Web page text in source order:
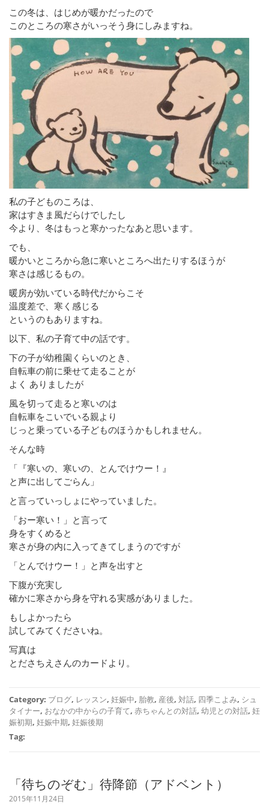
この冬は、はじめが暖かだったので
このところの寒さがいっそう身にしみますね。
私の子どものころは、
家はすきま風だらけでしたし
今より、冬はもっと寒かったなあと思います。
でも、
暖かいところから急に寒いところへ出たりするほうが
寒さは感じるもの。
暖房が効いている時代だからこそ
温度差で、寒く感じる
というのもありますね。
以下、私の子育て中の話です。
下の子が幼稚園くらいのとき、
自転車の前に乗せて走ることが
よく ありましたが
風を切って走ると寒いのは
自転車をこいでいる親より
じっと乗っている子どものほうかもしれません。
そんな時
「『寒いの、寒いの、とんでけウー！』
と声に出してごらん」
と言っていっしょにやっていました。
「おー寒い！」と言って
身をすくめると
寒さが身の内に入ってきてしまうのですが
「とんでけウー！」と声を出すと
下腹が充実し
確かに寒さから身を守れる実感がありました。
もしよかったら
試してみてくださいね。
写真は
とださちえさんのカードより。
Category: ブログ, レッスン, 妊娠中, 胎教, 産後, 対話, 四季こよみ, シュ
タイナー, おなかの中からの子育て, 赤ちゃんとの対話, 幼児との対話, 妊
娠初期, 妊娠中期, 妊娠後期
Tag:
「待ちのぞむ」待降節（アドベント）
2015年11月24日